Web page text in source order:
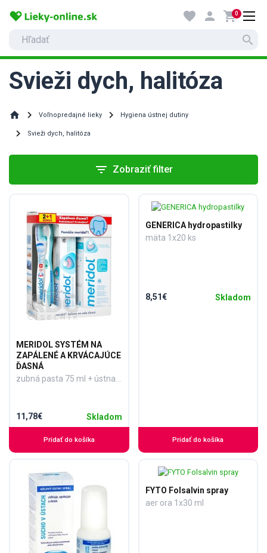
search
favorite person shopping_cart0
Svieži dych, halitóza
home Voľnopredajné lieky Hygiena ústnej dutiny
Svieži dych, halitóza
filter_list Zobraziť filter
MERIDOL SYSTÉM NA
ZAPÁLENÉ A KRVÁCAJÚCE
ĎASNÁ
11,78€ Skladom
Pridať do košíka
GENERICA hydropastilky
mäta 1x20 ks
8,51€ Skladom
Pridať do košíka
FYTO Folsalvin spray
aer ora 1x30 ml